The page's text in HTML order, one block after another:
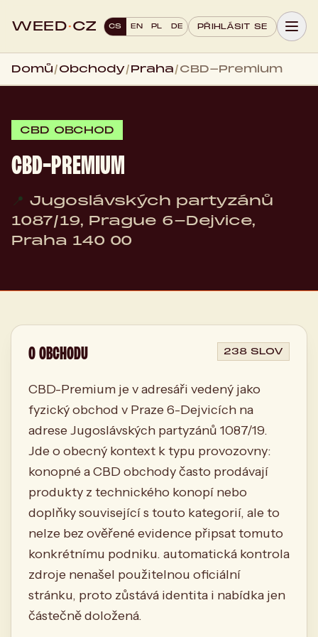
WEED·CZ CS EN PL DE PŘIHLÁSIT SE
Domů/Obchody/Praha/CBD-Premium
CBD OBCHOD
CBD-PREMIUM
📍 Jugoslávských partyzánů
1087/19, Prague 6-Dejvice,
Praha 140 00
O OBCHODU 238 SLOV
CBD-Premium je v adresáři vedený jako
fyzický obchod v Praze 6-Dejvicích na
adrese Jugoslávských partyzánů 1087/19.
Jde o obecný kontext k typu provozovny:
konopné a CBD obchody často prodávají
produkty z technického konopí nebo
doplňky související s touto kategorií, ale to
nelze bez ověřené evidence připsat tomuto
konkrétnímu podniku. automatická kontrola
zdroje nenašel použitelnou oficiální
stránku, proto zůstává identita i nabídka jen
částečně doložená.